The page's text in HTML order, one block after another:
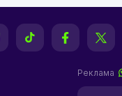
Реклама